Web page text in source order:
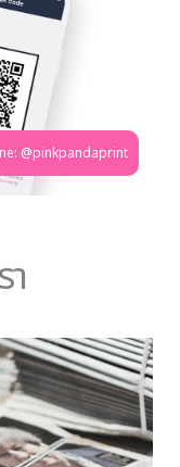
@pinkpandaprint